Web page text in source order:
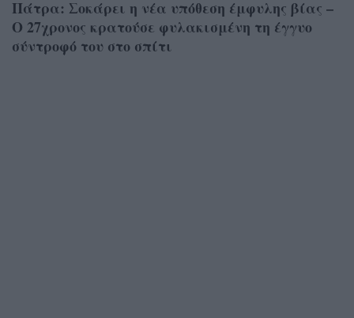
Πάτρα: Σοκάρει η νέα υπόθεση έμφυλης βίας –
Ο 27χρονος κρατούσε φυλακισμένη τη έγγυο
σύντροφό του στο σπίτι